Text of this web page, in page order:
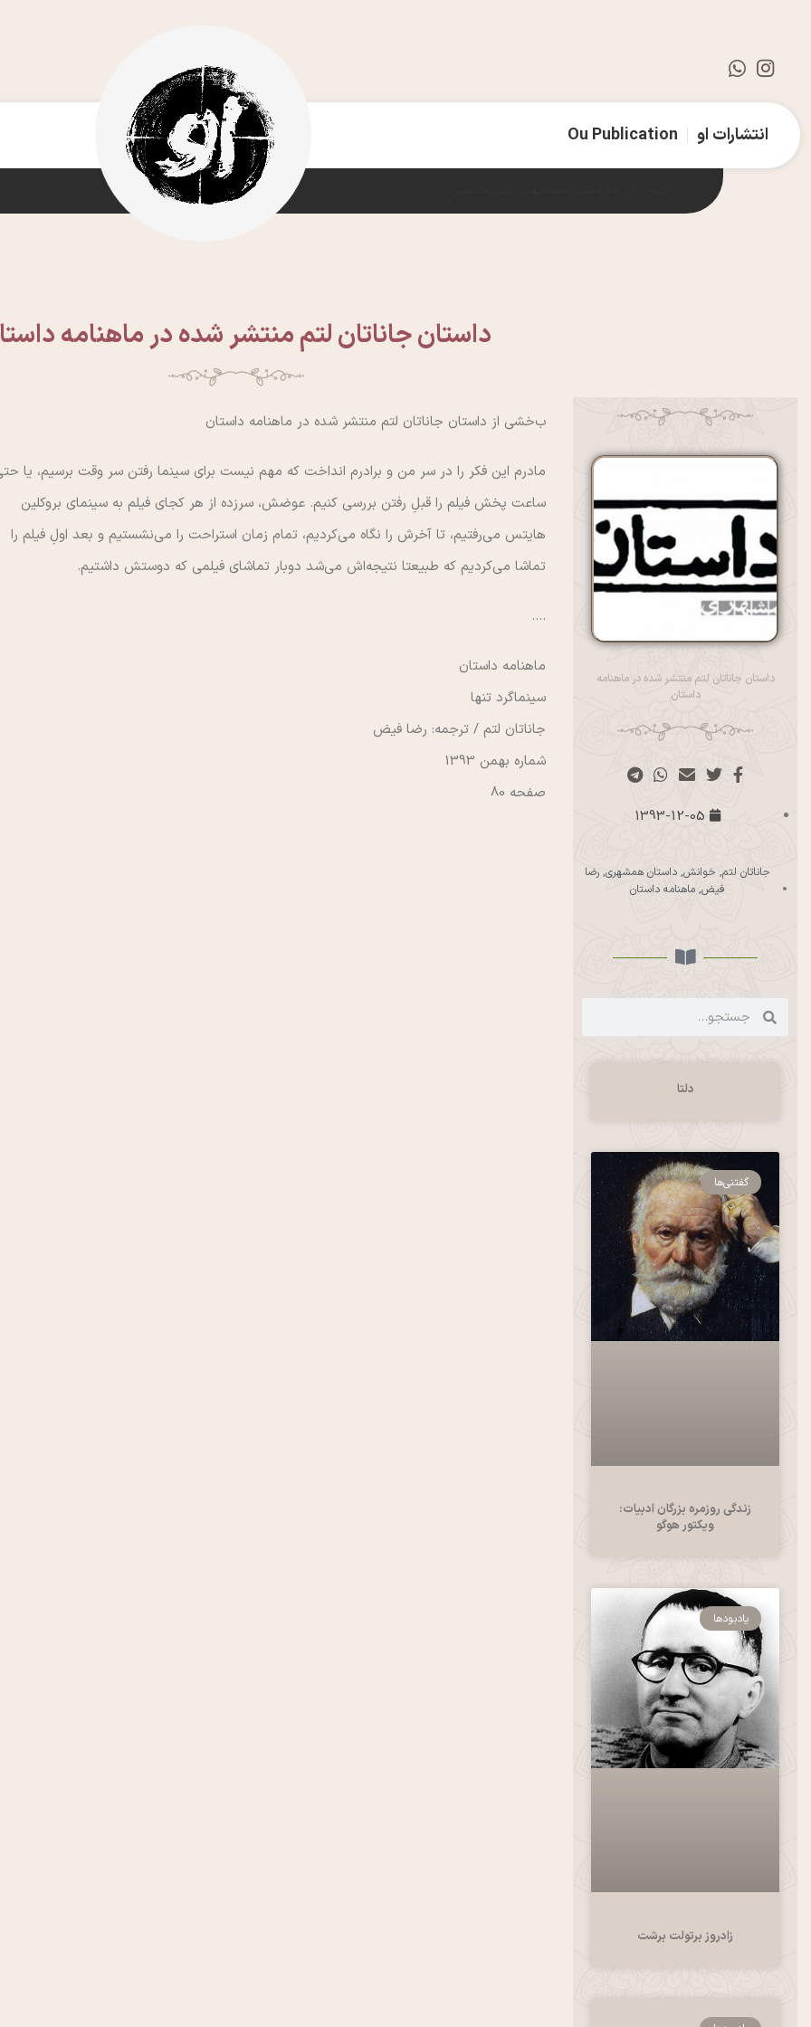
انتشارات او Ou Publication
داستان جاناتان لتم منتشر شده در ماهنامه
داستان جاناتان لتم منتشر شده در ماهنامه
داستان
1393-12-05
جاناتان لتم, خوانش, داستان همشهری, رضا
فیض, ماهنامه داستان
دلتا
گفتنی‌ها
زندگی روزمره بزرگان ادبیات:
ویکتور هوگو
یادبودها
زادروز برتولت برشت
بخشی از داستان جاناتان لتم منتشر شده در ماهنامه داستان
مادرم این فکر را در سر من و برادرم انداخت که مهم نیست برای سینما رفتن سر وقت برسیم، یا
ساعت پخش فیلم را قبلِ رفتن بررسی کنیم. عوضش، سرزده از هر کجای فیلم به سینمای بروکلین
هایتس می‌رفتیم، تا آخرش را نگاه می‌کردیم، تمام زمان استراحت را می‌نشستیم و بعد اولِ فیلم را
تماشا می‌کردیم که طبیعتا نتیجه‌اش می‌شد دوبار تماشای فیلمی که دوستش داشتیم.
….
ماهنامه داستان
سینماگرد تنها
جاناتان لتم / ترجمه: رضا فیض
شماره بهمن 1393
صفحه 80